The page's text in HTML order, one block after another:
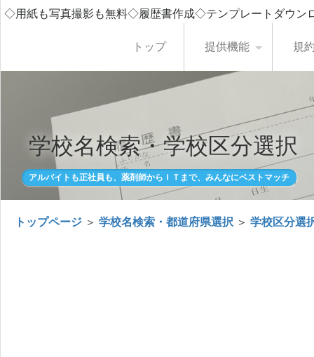
◇用紙も写真撮影も無料◇履歴書作成◇テンプレートダウ
トップ 提供機能 規
学校名検索・学校区分選択
アルバイトも正社員も、薬剤師からＩＴまで、みんなにベストマッチ
トップページ ＞ 学校名検索・都道府県選択 ＞ 学校区分選